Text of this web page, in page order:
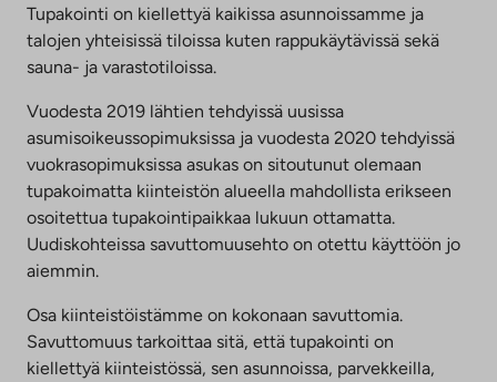
Tupakointi on kiellettyä kaikissa asunnoissamme ja
talojen yhteisissä tiloissa kuten rappukäytävissä sekä
sauna- ja varastotiloissa.
Vuodesta 2019 lähtien tehdyissä uusissa
asumisoikeussopimuksissa ja vuodesta 2020 tehdyissä
vuokrasopimuksissa asukas on sitoutunut olemaan
tupakoimatta kiinteistön alueella mahdollista erikseen
osoitettua tupakointipaikkaa lukuun ottamatta.
Uudiskohteissa savuttomuusehto on otettu käyttöön jo
aiemmin.
Osa kiinteistöistämme on kokonaan savuttomia.
Savuttomuus tarkoittaa sitä, että tupakointi on
kiellettyä kiinteistössä, sen asunnoissa, parvekkeilla,